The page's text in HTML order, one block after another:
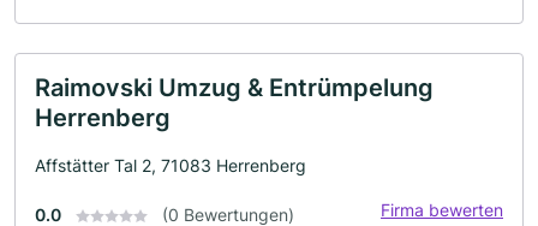
Raimovski Umzug & Entrümpelung
Herrenberg
Affstätter Tal 2, 71083 Herrenberg
0.0 (0 Bewertungen) Firma bewerten